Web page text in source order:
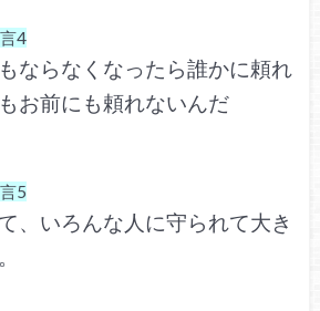
4
ならなくなったら誰かに頼れ
お前にも頼れないんだ
5
、いろんな人に守られて大き